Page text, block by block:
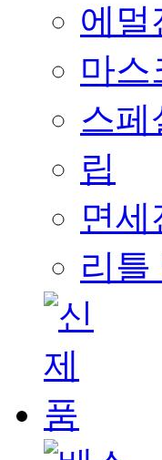
에멀
마스
스페
립
면세
리틀